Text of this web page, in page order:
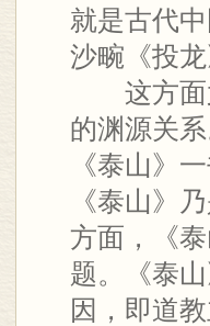
就是古代
沙畹《投
这方面尤
的渊源关
《泰山》
《泰山》
方面，《
题。《泰
因，即道